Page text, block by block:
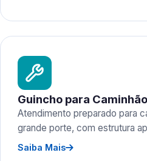
Guincho para Caminhão
Atendimento preparado para
grande porte, com estrutura
Saiba Mais